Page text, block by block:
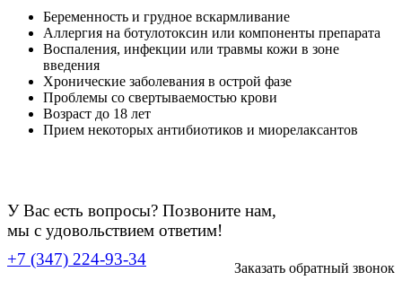
Беременность и грудное вскармливание
Аллергия на ботулотоксин или компоненты препарата
Воспаления, инфекции или травмы кожи в зоне
введения
Хронические заболевания в острой фазе
Проблемы со свертываемостью крови
Возраст до 18 лет
Прием некоторых антибиотиков и миорелаксантов
У Вас есть вопросы? Позвоните нам,
мы с удовольствием ответим!
+7 (347) 224-93-34
Заказать обратный звонок